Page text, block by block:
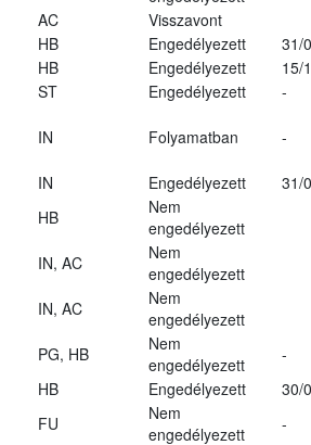
AC
Visszavont
HB Engedélyezett
31/
HB Engedélyezett
15/
ST Engedélyezett
-
IN Folyamatban -
IN Engedélyezett
31/
HB
Nem
engedélyezett
IN, AC
Nem
engedélyezett
IN, AC
Nem
engedélyezett
PG, HB
Nem
engedélyezett
-
HB Engedélyezett
30/
FU
Nem
engedélyezett
-